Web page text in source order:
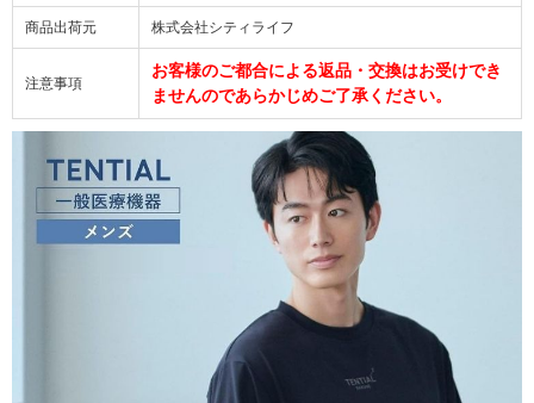
商品出荷元 株式会社シティライフ
注意事項
お客様のご都合による返品・交換はお受けでき
ませんのであらかじめご了承ください。